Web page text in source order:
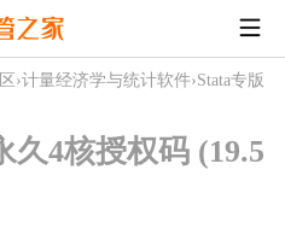
›计量经济学与统计软件›Stata专版
久4核授权码 (19.5